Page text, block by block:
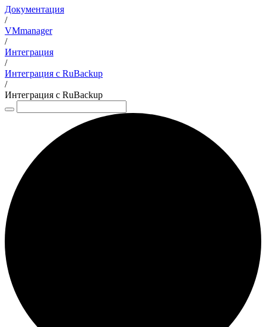
Документация
/
VMmanager
/
Интеграция
/
Интеграция с RuBackup
/
Интеграция с RuBackup